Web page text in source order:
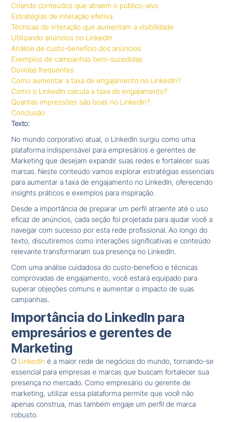
Criando conteúdos que atraem o público-alvo
Estratégias de interação efetiva
Técnicas de interação que aumentam a visibilidade
Utilizando anúncios no LinkedIn
Análise de custo-benefício dos anúncios
Exemplos de campanhas bem-sucedidas
Dúvidas frequentes
Como aumentar a taxa de engajamento no LinkedIn?
Como o LinkedIn calcula a taxa de engajamento?
Quantas impressões são boas no LinkedIn?
Conclusão
Texto:
No mundo corporativo atual, o LinkedIn surgiu como uma
plataforma indispensável para empresários e gerentes de
Marketing que desejam expandir suas redes e fortalecer suas
marcas. Neste conteúdo vamos explorar estratégias essenciais
para aumentar a taxa de engajamento no LinkedIn, oferecendo
insights práticos e exemplos para inspiração.
Desde a importância de preparar um perfil atraente até o uso
eficaz de anúncios, cada seção foi projetada para ajudar você a
navegar com sucesso por esta rede profissional. Ao longo do
texto, discutiremos como interações significativas e conteúdo
relevante transformaram sua presença no LinkedIn.
Com uma análise cuidadosa do custo-benefício e técnicas
comprovadas de engajamento, você estará equipado para
superar objeções comuns e aumentar o impacto de suas
campanhas.
Importância do LinkedIn para
empresários e gerentes de
Marketing
O LinkedIn é a maior rede de negócios do mundo, tornando-se
essencial para empresas e marcas que buscam fortalecer sua
presença no mercado. Como empresário ou gerente de
marketing, utilizar essa plataforma permite que você não
apenas construa, mas também engaje um perfil de marca
robusto.